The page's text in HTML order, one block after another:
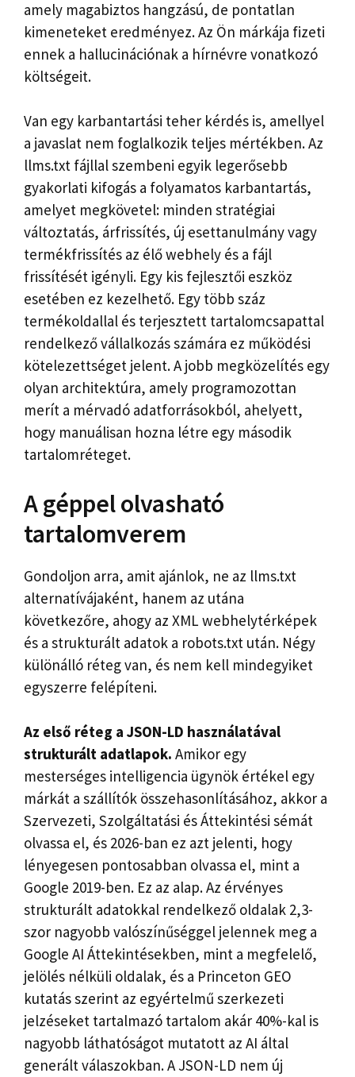
amely magabiztos hangzású, de pontatlan
kimeneteket eredményez. Az Ön márkája fizeti
ennek a hallucinációnak a hírnévre vonatkozó
költségeit.
Van egy karbantartási teher kérdés is, amellyel
a javaslat nem foglalkozik teljes mértékben. Az
llms.txt fájllal szembeni egyik legerősebb
gyakorlati kifogás a folyamatos karbantartás,
amelyet megkövetel: minden stratégiai
változtatás, árfrissítés, új esettanulmány vagy
termékfrissítés az élő webhely és a fájl
frissítését igényli. Egy kis fejlesztői eszköz
esetében ez kezelhető. Egy több száz
termékoldallal és terjesztett tartalomcsapattal
rendelkező vállalkozás számára ez működési
kötelezettséget jelent. A jobb megközelítés egy
olyan architektúra, amely programozottan
merít a mérvadó adatforrásokból, ahelyett,
hogy manuálisan hozna létre egy második
tartalomréteget.
A géppel olvasható
tartalomverem
Gondoljon arra, amit ajánlok, ne az llms.txt
alternatívájaként, hanem az utána
következőre, ahogy az XML webhelytérképek
és a strukturált adatok a robots.txt után. Négy
különálló réteg van, és nem kell mindegyiket
egyszerre felépíteni.
Az első réteg a JSON-LD használatával
strukturált adatlapok. Amikor egy
mesterséges intelligencia ügynök értékel egy
márkát a szállítók összehasonlításához, akkor a
Szervezeti, Szolgáltatási és Áttekintési sémát
olvassa el, és 2026-ban ez azt jelenti, hogy
lényegesen pontosabban olvassa el, mint a
Google 2019-ben. Ez az alap. Az érvényes
strukturált adatokkal rendelkező oldalak 2,3-
szor nagyobb valószínűséggel jelennek meg a
Google AI Áttekintésekben, mint a megfelelő,
jelölés nélküli oldalak, és a Princeton GEO
kutatás szerint az egyértelmű szerkezeti
jelzéseket tartalmazó tartalom akár 40%-kal is
nagyobb láthatóságot mutatott az AI által
generált válaszokban. A JSON-LD nem új